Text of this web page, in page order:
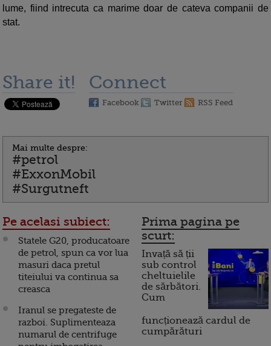
lume, fiind intrecuta ca marime doar de cateva companii de
stat.
Share it! Connect
Facebook Twitter RSS Feed
Mai multe despre:
#petrol
#ExxonMobil
#Surgutneft
Pe acelasi subiect:
Statele G20, producatoare
de petrol, spun ca vor lua
masuri daca pretul
titeiului va continua sa
creasca
Iranul se pregateste de
razboi. Suplimenteaza
numarul de centrifuge
Prima pagina pe
scurt:
Invață să ții
sub control
cheltuielile
de sărbători.
Cum
funcționează cardul de
cumpărături